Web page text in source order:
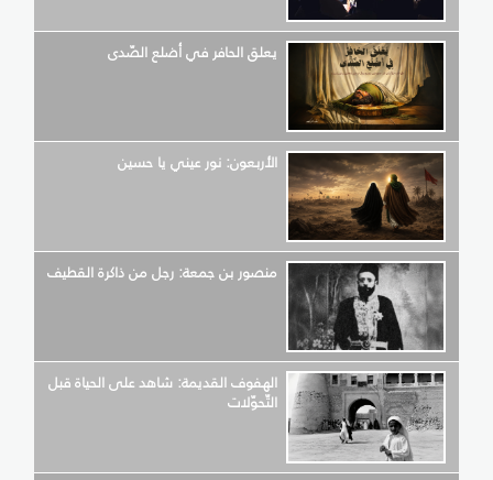
يعلق الحافر في أضلع الصّدى
الأربعون: نور عيني يا حسين
منصور بن جمعة: رجل من ذاكرة القطيف
الهفوف القديمة: شاهد على الحياة قبل
التّحوّلات